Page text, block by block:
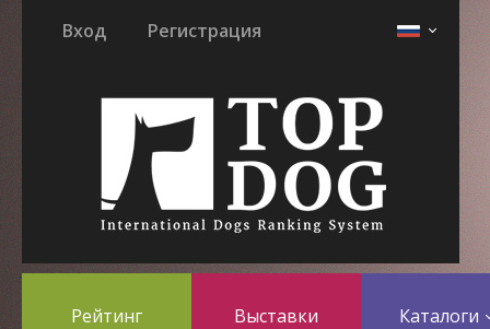
Вход Регистрация
Рейтинг Выставки Каталоги